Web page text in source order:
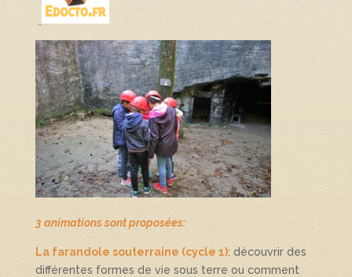
3 animations sont proposées:
La farandole souterraine (cycle 1): découvrir des
différentes formes de vie sous terre ou comment